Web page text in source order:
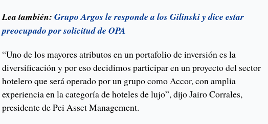
Lea también:Grupo Argos le responde a los Gilinski y dice estar
preocupado por solicitud de OPA
“Uno de los mayores atributos en un portafolio de inversión es la
diversificación y por eso decidimos participar en un proyecto del sector
hotelero que será operado por un grupo como Accor, con amplia
experiencia en la categoría de hoteles de lujo”, dijo Jairo Corrales,
presidente de Pei Asset Management.